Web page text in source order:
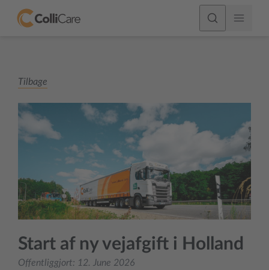
Tilbage
Start af ny vejafgift i Holland
Offentliggjort: 12. June 2026